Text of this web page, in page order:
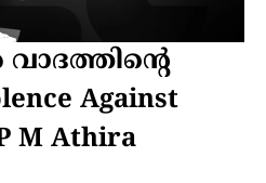
Against
M Athira